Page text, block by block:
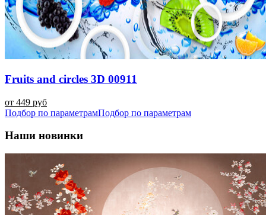
Fruits and circles 3D 00911
от 449 руб
Подбор по параметрамПодбор по параметрам
Наши новинки